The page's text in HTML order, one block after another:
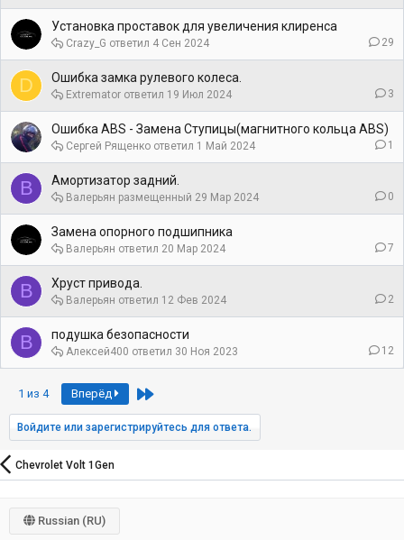
Установка проставок для увеличения клиренса
29
4 Сен 2024
Crazy_G
D Ошибка замка рулевого колеса.
3
19 Июл 2024
Extremator
Ошибка ABS - Замена Ступицы(магнитного кольца ABS)
1
1 Май 2024
Сергей Рященко
В Амортизатор задний.
0
29 Мар 2024
Валерьян
Замена опорного подшипника
7
20 Мар 2024
Валерьян
В Хруст привода.
2
12 Фев 2024
Валерьян
В подушка безопасности
12
30 Ноя 2023
Алексей400
1 из 4 Вперёд Last
Войдите или зарегистрируйтесь для ответа.
Chevrolet Volt 1Gen
Russian (RU)